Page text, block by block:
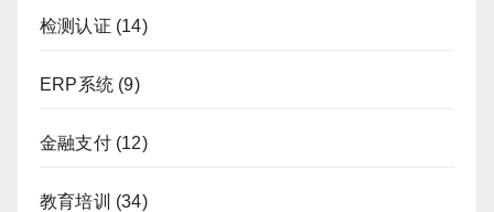
检测认证 (14)
ERP系统 (9)
金融支付(12)
教育培训 (34)